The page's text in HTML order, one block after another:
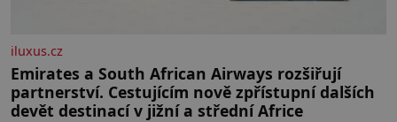
iluxus.cz
Emirates a South African Airways rozšiřují
partnerství. Cestujícím nově zpřístupní dalších
devět destinací v jižní a střední Africe